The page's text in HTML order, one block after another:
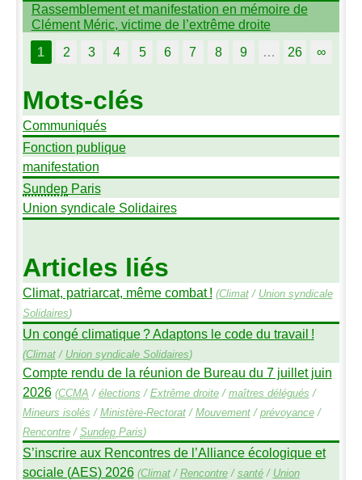
Rassemblement et manifestation en mémoire de
Clément Méric, victime de l’extrême droite
1
2 3 4 5 6 7 8 9 … 26 ∞
Mots-clés
Communiqués
Fonction publique
manifestation
SundepParis
Union syndicale Solidaires
Articles liés
Climat, patriarcat, même combat ! (Climat/ Union syndicale
Solidaires)
Un congé climatique? Adaptons le code du travail !
(Climat/ Union syndicale Solidaires)
Compte rendu de la réunion de Bureau du 7 juillet juin
2026 (CCMA / élections / Extrême droite/ maîtres délégués /
Mineurs isolés / Ministère-Rectorat/ Mouvement/ prévoyance/
Rencontre/ SundepParis)
S’inscrire aux Rencontres de l’Alliance écologique et
sociale (AES) 2026 (Climat/ Rencontre/ santé/ Union